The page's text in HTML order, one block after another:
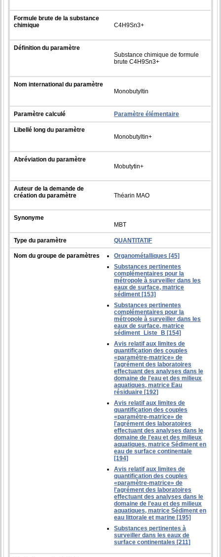
Formule brute de la substance
chimique
C4H9Sn3+
Définition du paramètre
Substance chimique de formule
brute C4H9Sn3+
Nom international du paramètre
Monobutyltin
Paramètre calculé Paramètre élémentaire
Libellé long du paramètre
Monobutyltin+
Abréviation du paramètre
Mobutytin+
Auteur de la demande de
création du paramètre
Théarin MAO
Synonyme
MBT
Type du paramètre QUANTITATIF
Nom du groupe de paramètres
Organométalliques [45]
Substances pertinentes
complémentaires pour la
métropole à surveiller dans les
eaux de surface, matrice
sédiment [153]
Substances pertinentes
complémentaires pour la
métropole à surveiller dans les
eaux de surface, matrice
sédiment_Liste_B [154]
Avis relatif aux limites de
quantification des couples
«paramètre-matrice» de
l'agrément des laboratoires
effectuant des analyses dans le
domaine de l'eau et des milieux
aquatiques, matrice Eau
résiduaire [192]
Avis relatif aux limites de
quantification des couples
«paramètre-matrice» de
l'agrément des laboratoires
effectuant des analyses dans le
domaine de l'eau et des milieux
aquatiques, matrice Sédiment en
eau de surface continentale
[194]
Avis relatif aux limites de
quantification des couples
«paramètre-matrice» de
l'agrément des laboratoires
effectuant des analyses dans le
domaine de l'eau et des milieux
aquatiques, matrice Sédiment en
eau littorale et marine [195]
Substances pertinentes à
surveiller dans les eaux de
surface continentales [211]